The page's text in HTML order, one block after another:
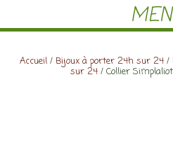
Accueil/ Bijoux à porter 24h sur 24/
sur 24 / Collier